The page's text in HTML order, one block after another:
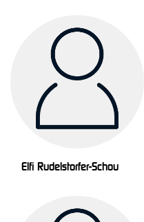
Elfi Rudelstorfer-Schou